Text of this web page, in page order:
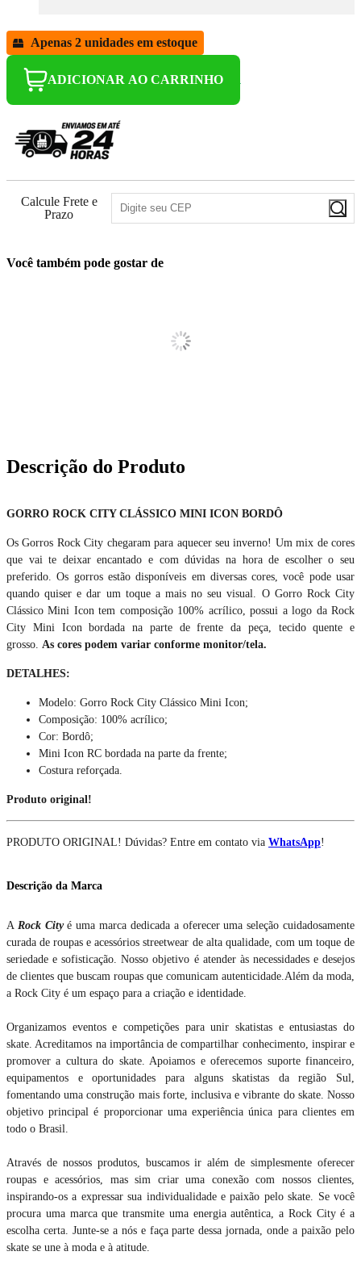
Apenas 2 unidades em estoque
ADICIONAR AO CARRINHO
Calcule Frete e
Prazo
Você também pode gostar de
Descrição do Produto
GORRO ROCK CITY CLÁSSICO MINI ICON BORDÔ
Os Gorros Rock City chegaram para aquecer seu inverno! Um mix de cores
que vai te deixar encantado e com dúvidas na hora de escolher o seu
preferido. Os gorros estão disponíveis em diversas cores, você pode usar
quando quiser e dar um toque a mais no seu visual. O Gorro Rock City
Clássico Mini Icon tem composição 100% acrílico, possui a logo da Rock
City Mini Icon bordada na parte de frente da peça, tecido quente e
grosso. As cores podem variar conforme monitor/tela.
DETALHES:
Modelo: Gorro Rock City Clássico Mini Icon;
Composição: 100% acrílico;
Cor: Bordô;
Mini Icon RC bordada na parte da frente;
Costura reforçada.
Produto original!
PRODUTO ORIGINAL! Dúvidas? Entre em contato via WhatsApp!
Descrição da Marca
A Rock Cityé uma marca dedicada a oferecer uma seleção cuidadosamente
curada de roupas e acessórios streetwear de alta qualidade, com um toque de
seriedade e sofisticação. Nosso objetivo é atender às necessidades e desejos
de clientes que buscam roupas que comunicam autenticidade.Além da moda,
a Rock City é um espaço para a criação e identidade.
Organizamos eventos e competições para unir skatistas e entusiastas do
skate. Acreditamos na importância de compartilhar conhecimento, inspirar e
promover a cultura do skate. Apoiamos e oferecemos suporte financeiro,
equipamentos e oportunidades para alguns skatistas da região Sul,
fomentando uma construção mais forte, inclusiva e vibrante do skate. Nosso
objetivo principal é proporcionar uma experiência única para clientes em
todo o Brasil.
Através de nossos produtos, buscamos ir além de simplesmente oferecer
roupas e acessórios, mas sim criar uma conexão com nossos clientes,
inspirando-os a expressar sua individualidade e paixão pelo skate. Se você
procura uma marca que transmite uma energia autêntica, a Rock City é a
escolha certa. Junte-se a nós e faça parte dessa jornada, onde a paixão pelo
skate se une à moda e à atitude.